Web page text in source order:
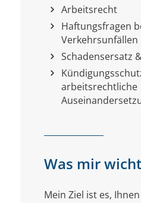
Arbeitsrecht
Haftungsfragen
Verkehrsunfällen
Schadensersatz
arbeitsrechtliche
Was mir
Mein Ziel ist es,